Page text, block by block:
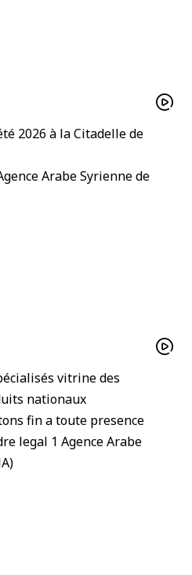
2026 à la Citadelle de
vitrine des
nationaux